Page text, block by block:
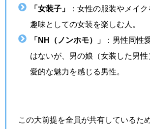
「女装子」
：女性の服装やメイク
趣味としての女装を楽しむ人。
「NH（ノンホモ）」
：男性同性
はないが、男の娘（女装した男
愛的な魅力を感じる男性。
この大前提を全員が共有しているため